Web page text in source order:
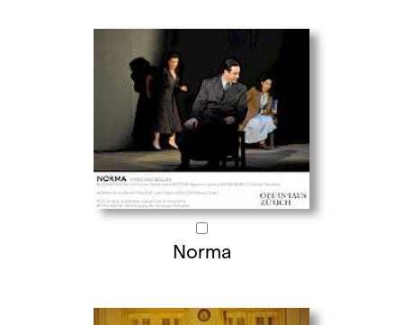
Norma